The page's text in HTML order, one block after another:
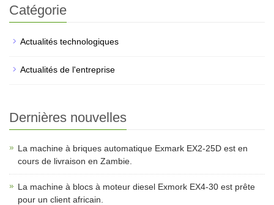
Catégorie
Actualités technologiques
Actualités de l'entreprise
Dernières nouvelles
La machine à briques automatique Exmark EX2-25D est en
cours de livraison en Zambie.
La machine à blocs à moteur diesel Exmork EX4-30 est prête
pour un client africain.